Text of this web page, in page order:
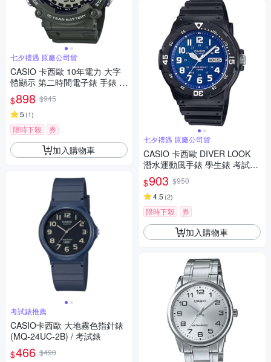
七夕禮遇 原廠公司貨
CASIO 卡西歐 10年電力 大字
體顯示 第二時間電子錶 手錶 七
夕寵愛季 送禮推薦-綠 AE-1500
WHX-3A
$898 $945
5 (1)
限時下殺 券
加入購物車
考試錶推薦
CASIO卡西歐 大地霧色指針錶
(MQ-24UC-2B) / 考試錶
$466 $490
七夕禮遇 原廠公司貨
CASIO 卡西歐 DIVER LOOK
潛水運動風手錶 學生錶 考試手
錶 七夕寵愛季 送禮推薦 MRW-
200H-2B2
$903 $950
4.5 (2)
限時下殺 券
加入購物車